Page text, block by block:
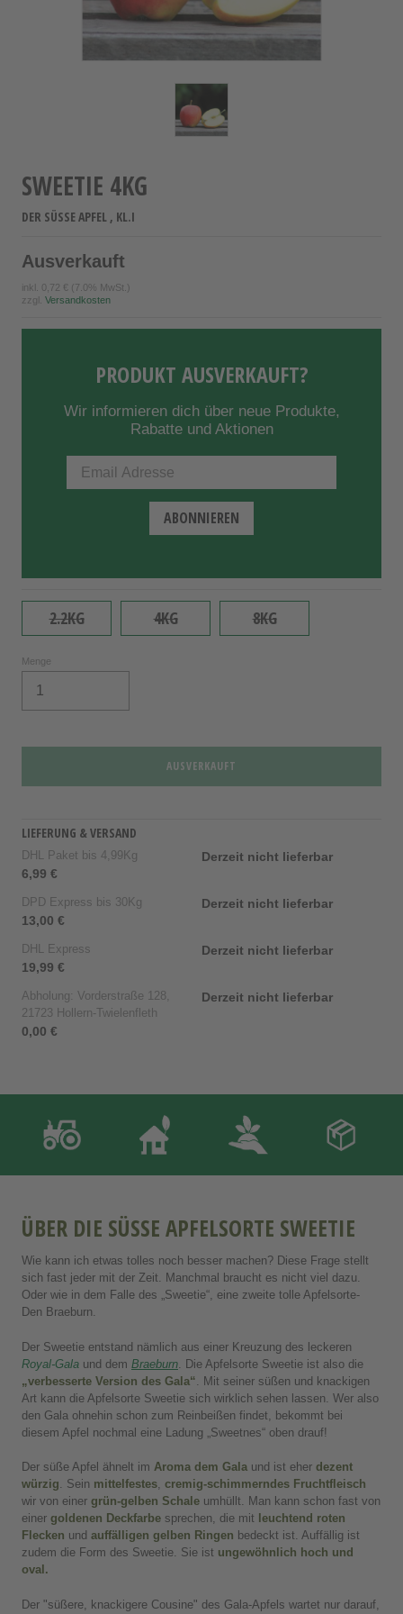
SWEETIE 4KG
DER SÜSSE APFEL , KL.I
Ausverkauft
inkl. 0,72 € (7.0% MwSt.)
zzgl. Versandkosten
PRODUKT AUSVERKAUFT?
Wir informieren dich über neue Produkte,
Rabatte und Aktionen
2.2KG 4KG 8KG
Menge
AUSVERKAUFT
LIEFERUNG & VERSAND
DHL Paket bis 4,99Kg
6,99 €
Derzeit nicht lieferbar
DPD Express bis 30Kg
13,00 €
Derzeit nicht lieferbar
DHL Express
19,99 €
Derzeit nicht lieferbar
Abholung: Vorderstraße 128,
21723 Hollern-Twielenfleth
0,00 €
Derzeit nicht lieferbar
ÜBER DIE SÜSSE APFELSORTE SWEETIE
Wie kann ich etwas tolles noch besser machen? Diese Frage stellt
sich fast jeder mit der Zeit. Manchmal braucht es nicht viel dazu.
Oder wie in dem Falle des „Sweetie“, eine zweite tolle Apfelsorte-
Den Braeburn.
Der Sweetie entstand nämlich aus einer Kreuzung des leckeren
Royal-Gala und dem Braeburn. Die Apfelsorte Sweetie ist also die
„verbesserte Version des Gala“. Mit seiner süßen und knackigen
Art kann die Apfelsorte Sweetie sich wirklich sehen lassen. Wer also
den Gala ohnehin schon zum Reinbeißen findet, bekommt bei
diesem Apfel nochmal eine Ladung „Sweetnes“ oben drauf!
Der süße Apfel ähnelt im Aroma dem Gala und ist eher dezent
würzig. Sein mittelfestes, cremig-schimmerndes Fruchtfleisch
wir von einer grün-gelben Schale umhüllt. Man kann schon fast von
einer goldenen Deckfarbe sprechen, die mit leuchtend roten
Flecken und auffälligen gelben Ringen bedeckt ist. Auffällig ist
zudem die Form des Sweetie. Sie ist ungewöhnlich hoch und
oval.
Der "süßere, knackigere Cousine" des Gala-Apfels wartet nur darauf,